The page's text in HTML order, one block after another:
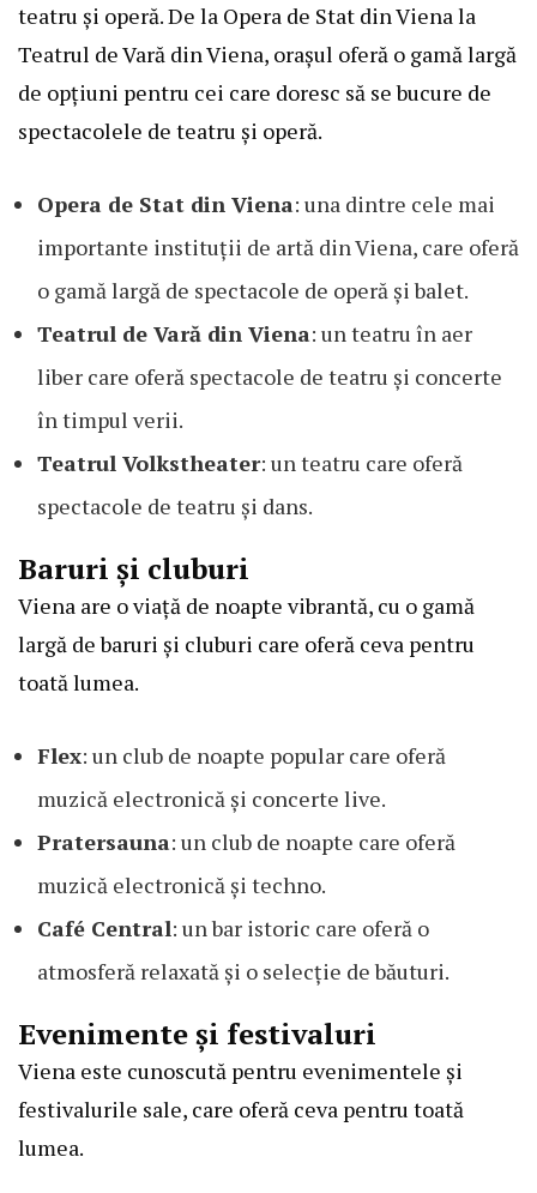
teatru și operă. De la Opera de Stat din Viena la
Teatrul de Vară din Viena, orașul oferă o gamă largă
de opțiuni pentru cei care doresc să se bucure de
spectacolele de teatru și operă.
Opera de Stat din Viena: una dintre cele mai
importante instituții de artă din Viena, care oferă
o gamă largă de spectacole de operă și balet.
Teatrul de Vară din Viena: un teatru în aer
liber care oferă spectacole de teatru și concerte
în timpul verii.
Teatrul Volkstheater: un teatru care oferă
spectacole de teatru și dans.
Baruri și cluburi
Viena are o viață de noapte vibrantă, cu o gamă
largă de baruri și cluburi care oferă ceva pentru
toată lumea.
Flex: un club de noapte popular care oferă
muzică electronică și concerte live.
Pratersauna: un club de noapte care oferă
muzică electronică și techno.
Café Central: un bar istoric care oferă o
atmosferă relaxată și o selecție de băuturi.
Evenimente și festivaluri
Viena este cunoscută pentru evenimentele și
festivalurile sale, care oferă ceva pentru toată
lumea.